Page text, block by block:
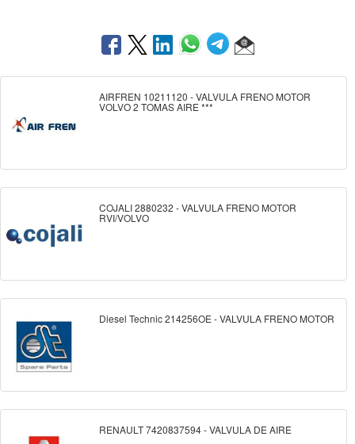
AIRFREN 10211120 - VALVULA FRENO MOTOR
VOLVO 2 TOMAS AIRE ***
COJALI 2880232 - VALVULA FRENO MOTOR
RVI/VOLVO
Diesel Technic 214256OE - VALVULA FRENO MOTOR
RENAULT 7420837594 - VALVULA DE AIRE